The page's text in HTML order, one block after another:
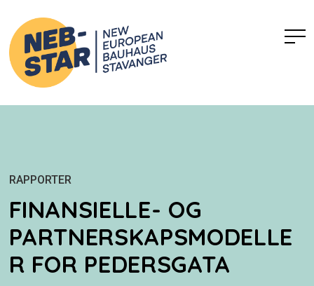
RAPPORTER
FINANSIELLE- OG
PARTNERSKAPSMODELLE
R FOR PEDERSGATA